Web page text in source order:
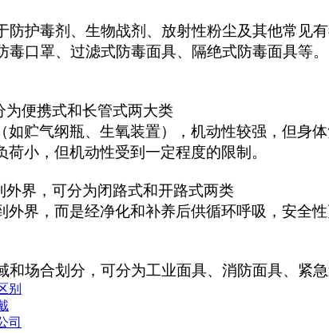
护毒剂、生物战剂、放射性粉尘及其他常见有
口罩、过滤式防毒面具、隔绝式防毒面具等。
便携式和长管式两大类
如贮气纲瓶、生氧装置），机动性较强，但身
小，但机动性受到一定程度的限制。
界，可分为闭路式和开路式两类
外界，而是经净化和补养后供循环呼吸，安全
场合划分，可分为工业面具、消防面具、紧急
别